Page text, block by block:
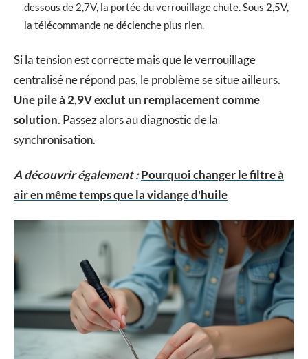
dessous de 2,7V, la portée du verrouillage chute. Sous 2,5V,
la télécommande ne déclenche plus rien.
Si la tension est correcte mais que le verrouillage
centralisé ne répond pas, le problème se situe ailleurs.
Une pile à 2,9V exclut un remplacement comme
solution. Passez alors au diagnostic de la
synchronisation.
A découvrir également :Pourquoi changer le filtre à
air en même temps que la vidange d'huile